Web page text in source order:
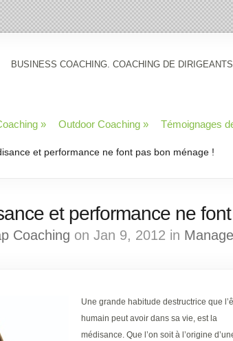
BUSINESS COACHING. COACHING DE
» Outdoor Coaching » Témoignages
et performance ne font pas bon ménage !
et performance ne
Coaching on Jan 9, 2012 in
Une grande habitude destructrice que
humain peut avoir dans sa vie, est la
médisance. Que l’on soit à l’origine